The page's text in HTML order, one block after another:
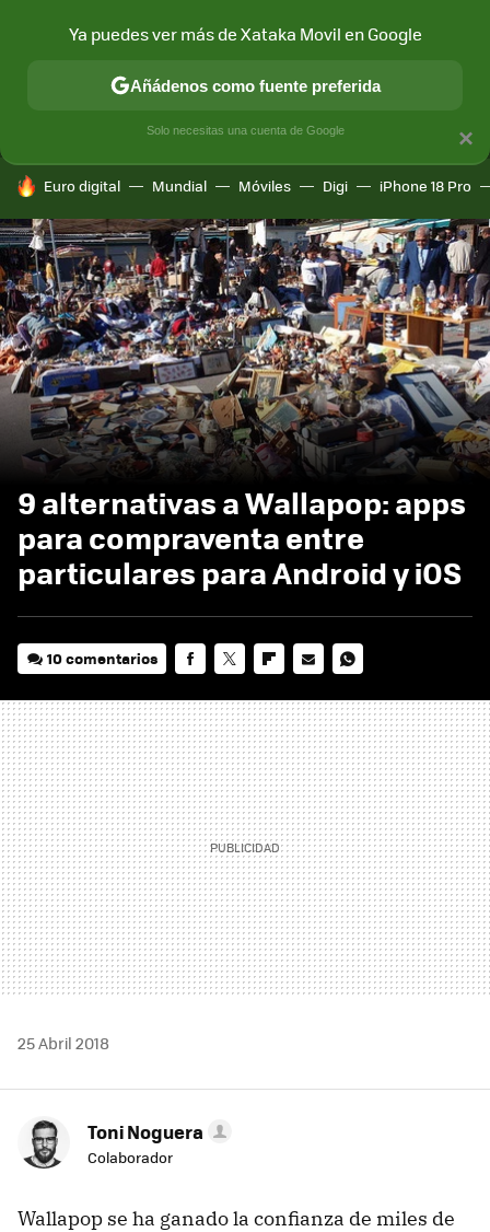
MÓVIL Y SOCIEDAD APLICACIONES
HOY SE HABLA DE
Euro digital Mundial Móviles Digi iPhone 18 Pro
9 alternativas a Wallapop: apps
para compraventa entre
particulares para Android y iOS
10 comentarios
MAIL
25 Abril 2018
Toni Noguera
Colaborador
Wallapop se ha ganado la confianza de miles de
×
Ya puedes ver más de Xataka Movil en Google
Añádenos como fuente preferida
Solo necesitas una cuenta de Google